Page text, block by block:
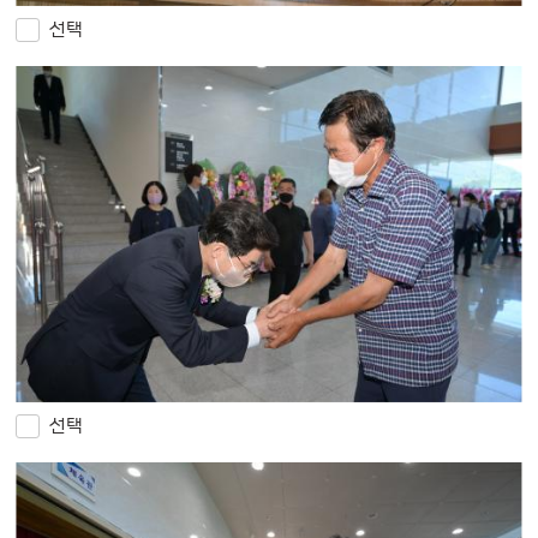
선택
선택